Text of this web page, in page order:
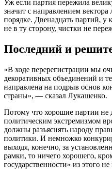
Уж если партия пережила
значит с направлением вектора
порядке. Двенадцать партий, у
не в ту сторону, чистки не
Последний и
«В ходе перерегистрации мы
декоративных объединений и
направлена на подрыв основ
страны», — сказал Лукашенко.
Потому что хорошие партии не
политическим экстремизмом
должны разъяснять народу
политики. И немножко
выходя, конечно, за
рамки, то ничего хорошего,
государственности» из этого